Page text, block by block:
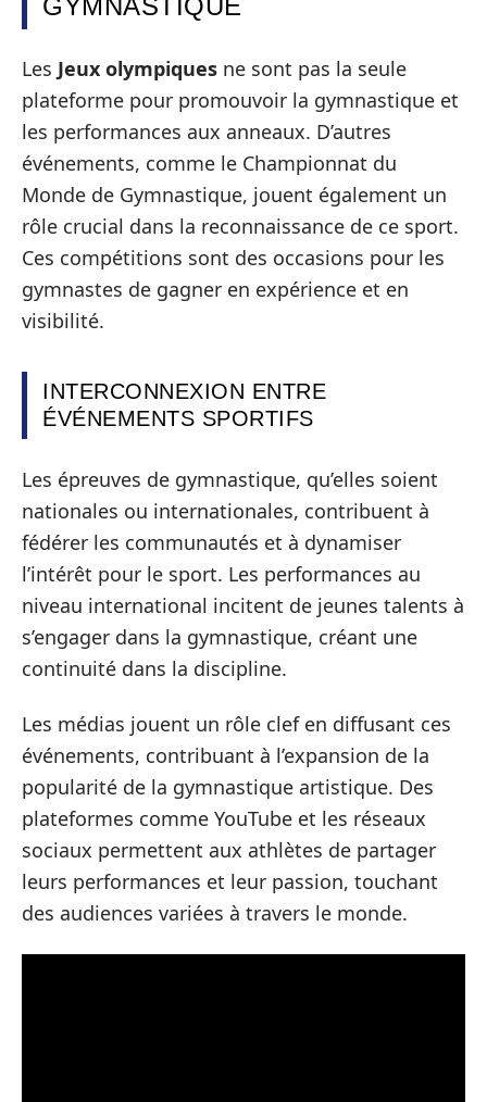
Les Jeux olympiques ne sont pas la seule
plateforme pour promouvoir la gymnastique et
les performances aux anneaux. D’autres
événements, comme le Championnat du
Monde de Gymnastique, jouent également un
rôle crucial dans la reconnaissance de ce sport.
Ces compétitions sont des occasions pour les
gymnastes de gagner en expérience et en
visibilité.
INTERCONNEXION ENTRE
ÉVÉNEMENTS SPORTIFS
Les épreuves de gymnastique, qu’elles soient
nationales ou internationales, contribuent à
fédérer les communautés et à dynamiser
l’intérêt pour le sport. Les performances au
niveau international incitent de jeunes talents à
s’engager dans la gymnastique, créant une
continuité dans la discipline.
Les médias jouent un rôle clef en diffusant ces
événements, contribuant à l’expansion de la
popularité de la gymnastique artistique. Des
plateformes comme YouTube et les réseaux
sociaux permettent aux athlètes de partager
leurs performances et leur passion, touchant
des audiences variées à travers le monde.